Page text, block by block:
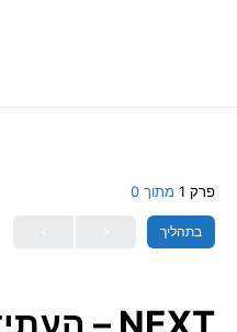
פרק 1 מתוך 0
בתהליך